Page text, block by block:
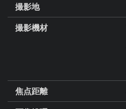
撮影地
撮影機材
焦点距離